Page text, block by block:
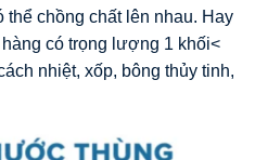
thể chồng chất lên nhau. Hay
có trọng lượng 1 khối<
nhiệt, xốp, bông thủy tinh,